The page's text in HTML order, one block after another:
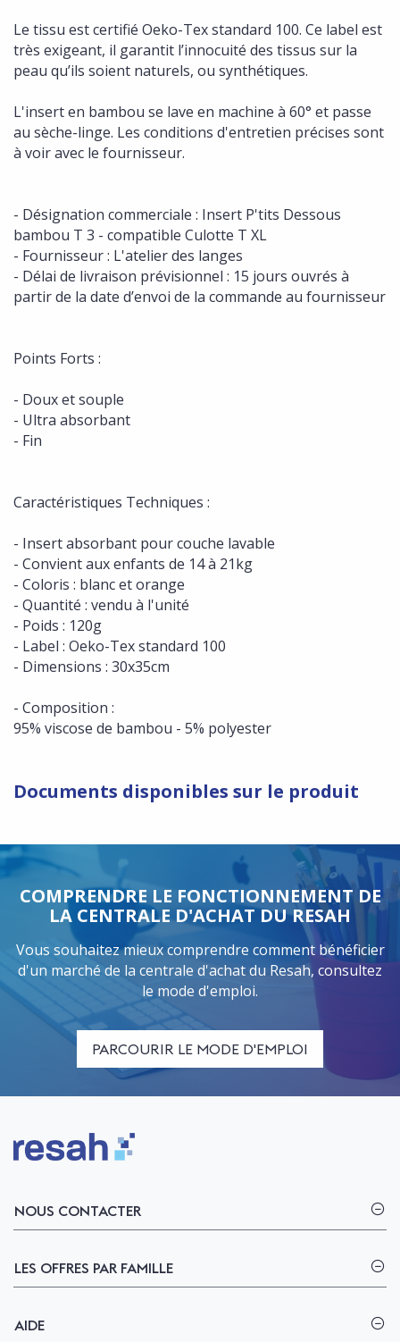
Le tissu est certifié Oeko-Tex standard 100. Ce label est
très exigeant, il garantit l’innocuité des tissus sur la
peau qu’ils soient naturels, ou synthétiques.
L'insert en bambou se lave en machine à 60° et passe
au sèche-linge. Les conditions d'entretien précises sont
à voir avec le fournisseur.
- Désignation commerciale : Insert P'tits Dessous
bambou T 3 - compatible Culotte T XL
- Fournisseur : L'atelier des langes
- Délai de livraison prévisionnel : 15 jours ouvrés à
partir de la date d’envoi de la commande au fournisseur
Points Forts :
- Doux et souple
- Ultra absorbant
- Fin
Caractéristiques Techniques :
- Insert absorbant pour couche lavable
- Convient aux enfants de 14 à 21kg
- Coloris : blanc et orange
- Quantité : vendu à l'unité
- Poids : 120g
- Label : Oeko-Tex standard 100
- Dimensions : 30x35cm
- Composition :
95% viscose de bambou - 5% polyester
Documents disponibles sur le produit
COMPRENDRE LE FONCTIONNEMENT DE
LA CENTRALE D'ACHAT DU RESAH
Vous souhaitez mieux comprendre comment bénéficier
d'un marché de la centrale d'achat du Resah, consultez
le mode d'emploi.
PARCOURIR LE MODE D'EMPLOI
Logo Resah
NOUS CONTACTER
LES OFFRES PAR FAMILLE
AIDE